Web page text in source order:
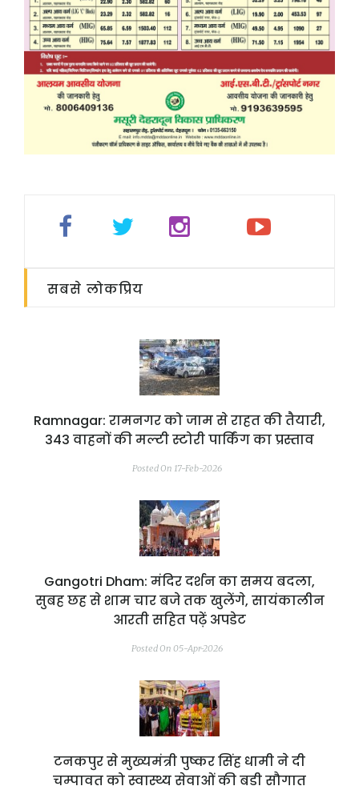
सबसे लोकप्रिय
Ramnagar: रामनगर को जाम से राहत की तैयारी,
343 वाहनों की मल्टी स्टोरी पार्किंग का प्रस्ताव
Posted On 17-Feb-2026
Gangotri Dham: मंदिर दर्शन का समय बदला,
सुबह छह से शाम चार बजे तक खुलेंगे, सायंकालीन
आरती सहित पढ़ें अपडेट
Posted On 05-Apr-2026
टनकपुर से मुख्यमंत्री पुष्कर सिंह धामी ने दी
चम्पावत को स्वास्थ्य सेवाओं की बड़ी सौगात